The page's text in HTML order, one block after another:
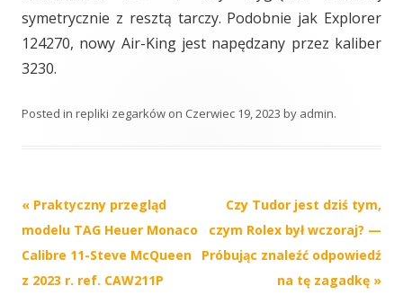
symetrycznie z resztą tarczy. Podobnie jak Explorer
124270, nowy Air-King jest napędzany przez kaliber
3230.
Posted in repliki zegarków on Czerwiec 19, 2023 by admin.
Post
navigation
« Praktyczny przegląd
modelu TAG Heuer Monaco
Calibre 11-Steve McQueen
z 2023 r. ref. CAW211P
Czy Tudor jest dziś tym,
czym Rolex był wczoraj? —
Próbując znaleźć odpowiedź
na tę zagadkę »